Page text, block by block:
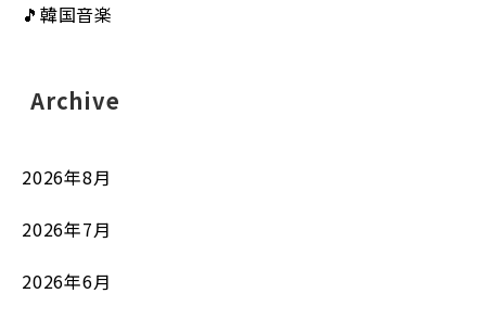
🎵韓国音楽
Archive
2026年8月
2026年7月
2026年6月